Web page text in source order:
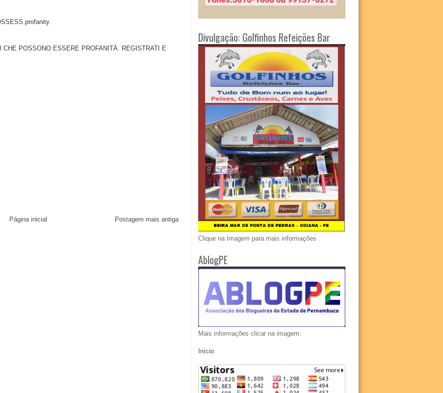
profanity.
POSSONO ESSERE PROFANITÀ. REGISTRATI E
Postagem mais antiga
Página inicial
Divulgação: Golfinhos Refeições Bar
Clique na Imagem para mais informações
AblogPE
Mais informações clicar na imagem.
Início